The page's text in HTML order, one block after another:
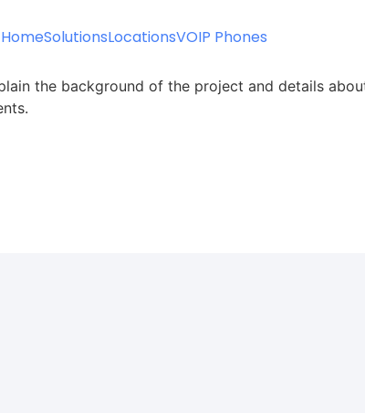
HomeSolutionsLocationsVOIP Phones
the background of the project and details